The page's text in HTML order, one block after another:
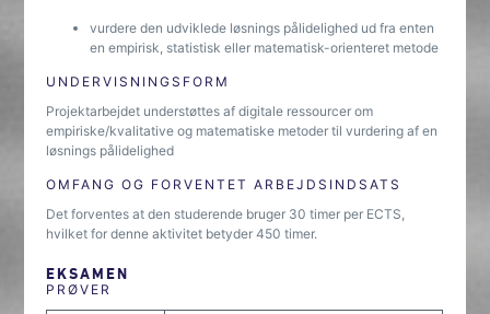
vurdere den udviklede løsnings pålidelighed ud fra enten
en empirisk, statistisk eller matematisk-orienteret metode
UNDERVISNINGSFORM
Projektarbejdet understøttes af digitale ressourcer om
empiriske/kvalitative og matematiske metoder til vurdering af en
løsnings pålidelighed
OMFANG OG FORVENTET ARBEJDSINDSATS
Det forventes at den studerende bruger 30 timer per ECTS,
hvilket for denne aktivitet betyder 450 timer.
EKSAMEN
PRØVER